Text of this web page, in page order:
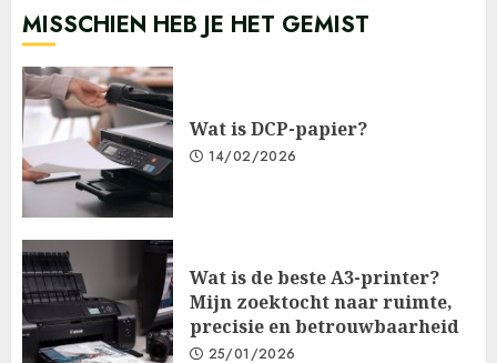
MISSCHIEN HEB JE HET GEMIST
Wat is DCP-papier?
14/02/2026
Wat is de beste A3-printer?
Mijn zoektocht naar ruimte,
precisie en betrouwbaarheid
25/01/2026